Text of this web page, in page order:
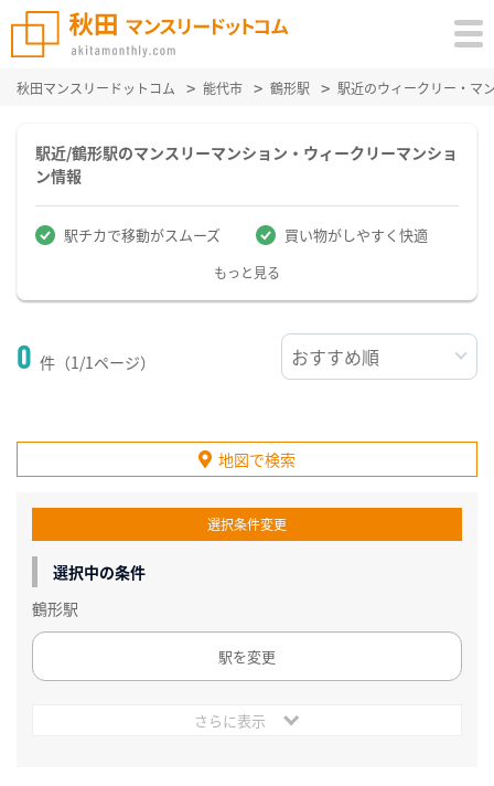
秋田マンスリードットコム 能代市 鶴形駅 駅近のウィークリー・マ
駅近/鶴形駅のマンスリーマンション・ウィークリーマンショ
ン情報
駅チカで移動がスムーズ 買い物がしやすく快適
もっと見る
0 件（1/1ページ）
地図で検索
選択条件変更
選択中の条件
鶴形駅
駅を変更
さらに表示